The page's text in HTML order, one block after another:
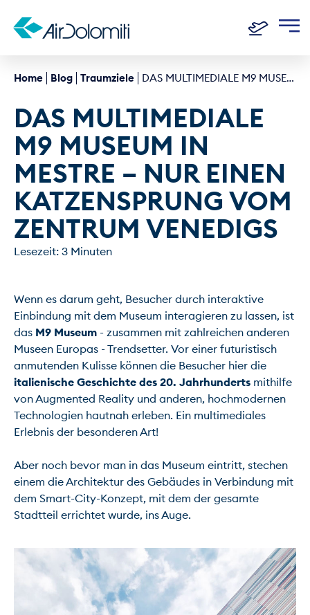
Home Blog Traumziele DAS MULTIMEDIALE M9 MUSEUM IN MESTRE - NUR EINEN KATZENSPRUNG VOM ZENTRUM VENEDIGS
DAS MULTIMEDIALE
M9 MUSEUM IN
MESTRE – NUR EINEN
KATZENSPRUNG VOM
ZENTRUM VENEDIGS
Lesezeit: 3 Minuten
Wenn es darum geht, Besucher durch interaktive
Einbindung mit dem Museum interagieren zu lassen, ist
das M9 Museum - zusammen mit zahlreichen anderen
Museen Europas - Trendsetter. Vor einer futuristisch
italienische Geschichte des 20. Jahrhunderts mithilfe
von Augmented Reality und anderen, hochmodernen
Technologien hautnah erleben. Ein multimediales
Erlebnis der besonderen Art!
Aber noch bevor man in das Museum eintritt, stechen
einem die Architektur des Gebäudes in Verbindung mit
dem Smart-City-Konzept, mit dem der gesamte
Stadtteil errichtet wurde, ins Auge.